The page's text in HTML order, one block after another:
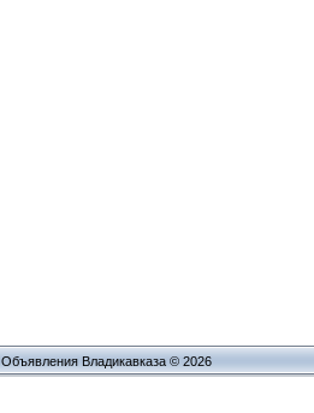
Объявления Владикавказа © 2026